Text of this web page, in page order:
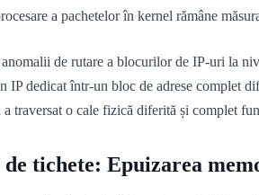
a pachetelor în kernel rămâne
de rutare a blocurilor de IP-uri la
IP dedicat într-un bloc de adrese complet
traversat o cale fizică diferită și complet
tichete: Epuizarea